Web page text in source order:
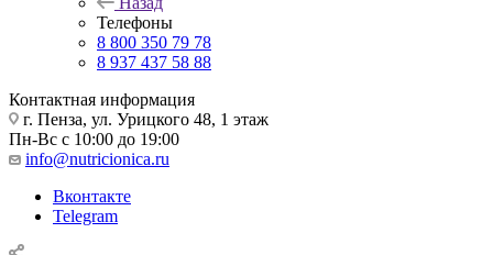
Телефоны
8 800 350 79 78
8 937 437 58 88
Контактная информация
г. Пенза, ул. Урицкого 48, 1 этаж
Пн-Вс с 10:00 до 19:00
info@nutricionica.ru
Вконтакте
Telegram